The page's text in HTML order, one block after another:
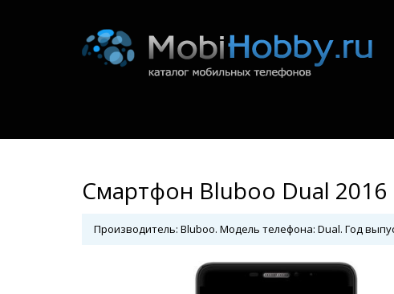
Смартфон Bluboo Dual 2016
Производитель: Bluboo. Модель телефона: Dual. Год